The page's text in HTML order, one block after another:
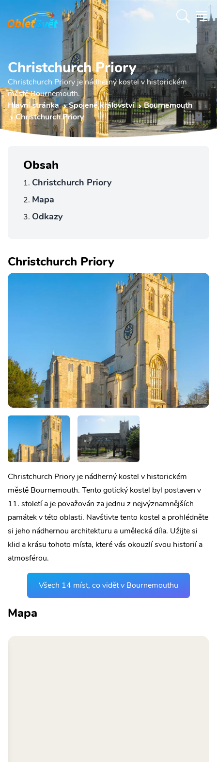
Christchurch Priory
Christchurch Priory je nádherný kostel v historickém
městě Bournemouth.
Hlavní stránka
Spojené království
Bournemouth
Christchurch Priory
Obsah
Christchurch Priory
Mapa
Odkazy
Christchurch Priory
Christchurch Priory je nádherný kostel v historickém
městě Bournemouth. Tento gotický kostel byl postaven v
11. století a je považován za jednu z nejvýznamnějších
památek v této oblasti. Navštivte tento kostel a prohlédněte
si jeho nádhernou architekturu a umělecká díla. Užijte si
klid a krásu tohoto místa, které vás okouzlí svou historií a
atmosférou.
Všech 14 míst, co vidět v Bournemouthu
Mapa